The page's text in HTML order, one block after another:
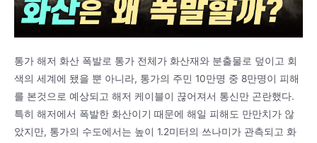
통가 해저 화산 폭발로 통가 전체가 화산재와 분출물로 덮이고 회
색의 세계에 됐을 뿐 아니라, 통가의 주민 10만명 중 8만명이 피해
를 본것으로 예상되고 해저 케이블이 끊어져서 통신만 곤란했다.
특히 해저에서 폭발한 화산이기 때문에 해일 피해도 만만치가 않
았지만, 통가의 수도에서는 높이 1.2미터의 쓰나미가 관측되고 화